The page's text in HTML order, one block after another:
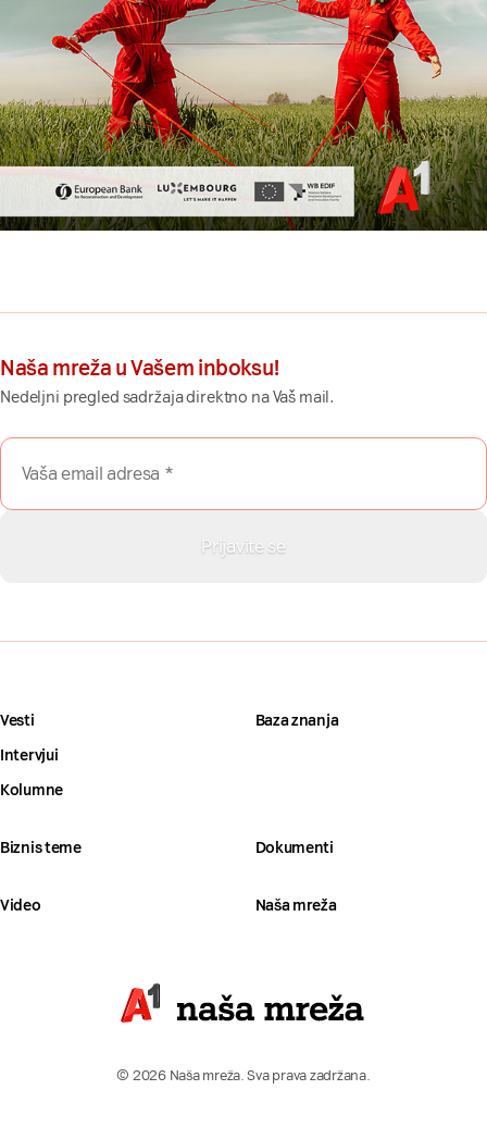
Naša mreža u Vašem inboksu!
Nedeljni pregled sadržaja direktno na Vaš mail.
Vesti
Intervjui
Kolumne
Baza znanja
Biznis teme Dokumenti
Video Naša mreža
© 2026 Naša mreža. Sva prava zadržana.